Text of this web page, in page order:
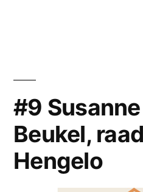
van
#9
Beukel,
Hengelo